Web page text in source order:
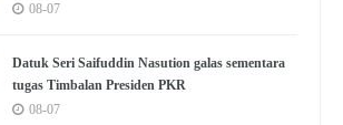
08-07
Datuk Seri Saifuddin Nasution galas sementara
tugas Timbalan Presiden PKR
08-07